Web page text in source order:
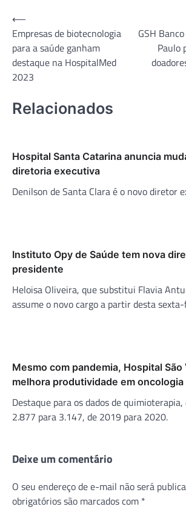
Navegação
de
Post
⟵
Empresas de biotecnologia
para a saúde ganham
destaque na HospitalMed
2023
GSH
Paulo
Relacionados
Hospital Santa Catarina anuncia
diretoria executiva
Denilson de Santa Clara é o novo diretor
Instituto Opy de Saúde tem nova
presidente
Heloisa Oliveira, que substitui Flavia
assume o novo cargo a partir desta
Mesmo com pandemia, Hospital
melhora produtividade em oncologia
Destaque para os dados de
2.877 para 3.147, de 2019 para 2020.
Deixe um comentário
O seu endereço de e-mail não será
obrigatórios são marcados com *